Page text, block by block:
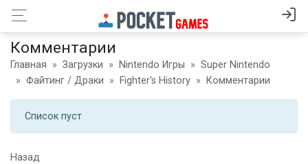
Комментарии
Главная Загрузки Nintendo Игры
Super Nintendo
Файтинг / Драки
Fighter's History Комментарии
Список пуст
Назад